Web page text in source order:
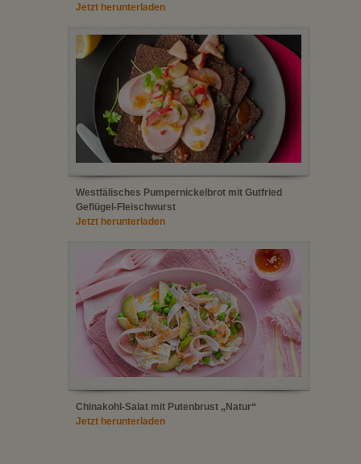
Jetzt herunterladen
Westfälisches Pumpernickelbrot mit Gutfried
Geflügel-Fleischwurst
Jetzt herunterladen
Chinakohl-Salat mit Putenbrust „Natur“
Jetzt herunterladen